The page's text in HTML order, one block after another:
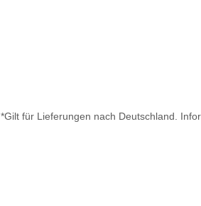
*Gilt für Lieferungen nach Deutschland.